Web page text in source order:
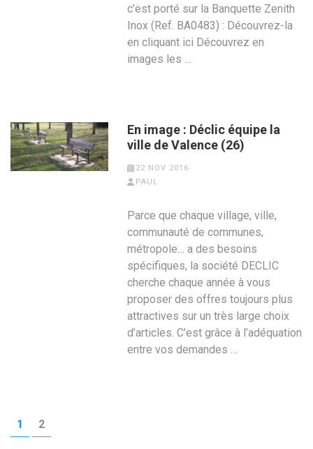
c’est porté sur la Banquette Zenith
Inox (Ref. BA0483) : Découvrez-la
en cliquant ici Découvrez en
images les …
En image : Déclic équipe la
ville de Valence (26)
22 NOV 2016
PAUL
Parce que chaque village, ville,
communauté de communes,
métropole… a des besoins
spécifiques, la société DECLIC
cherche chaque année à vous
proposer des offres toujours plus
attractives sur un très large choix
d’articles. C’est grâce à l’adéquation
entre vos demandes …
Pagination
des
PAGE
1 PAGE
2